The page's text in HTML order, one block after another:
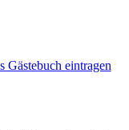
Gästebuch eintragen